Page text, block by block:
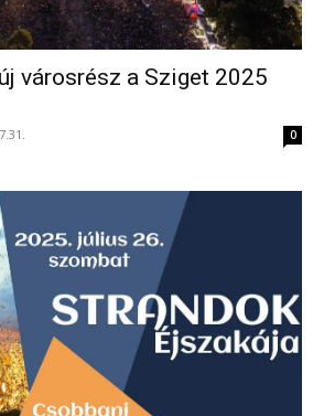
városrész a Sziget 2025
0